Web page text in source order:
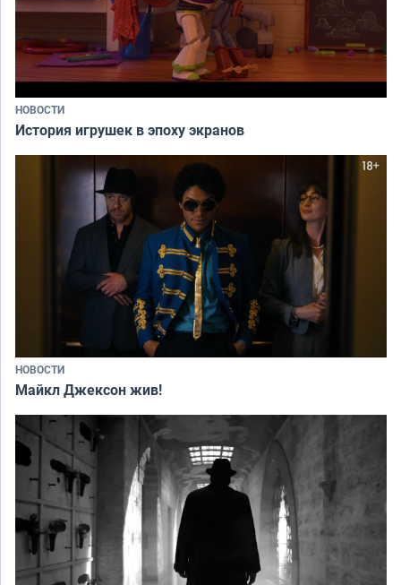
НОВОСТИ
История игрушек в эпоху экранов
НОВОСТИ
Майкл Джексон жив!